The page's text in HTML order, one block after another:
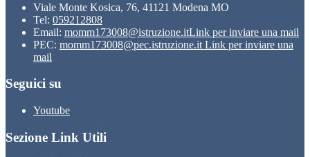
Viale Monte Kosica, 76, 41121 Modena MO
Tel: 059212808
Email: momm173008@istruzione.itLink per inviare una mail
PEC: momm173008@pec.istruzione.it Link per inviare una
mail
Seguici su
Youtube
Sezione Link Utili